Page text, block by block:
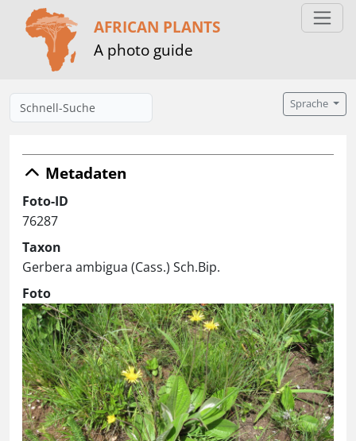
AFRICAN PLANTS
A photo guide
Sprache
Metadaten
Foto-ID
76287
Taxon
Gerbera ambigua (Cass.) Sch.Bip.
Foto